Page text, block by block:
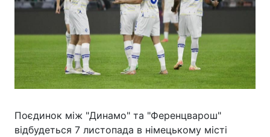
Поєдинок між "Динамо" та "Ференцварош"
відбудеться 7 листопада в німецькому місті